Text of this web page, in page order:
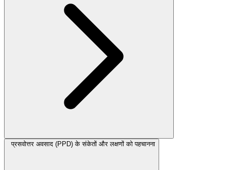
प्रसवोत्तर अवसाद (PPD) के संकेतों और लक्षणों को पहचानना